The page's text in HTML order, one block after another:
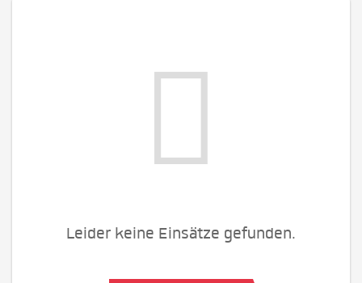
Leider keine Einsätze gefunden.